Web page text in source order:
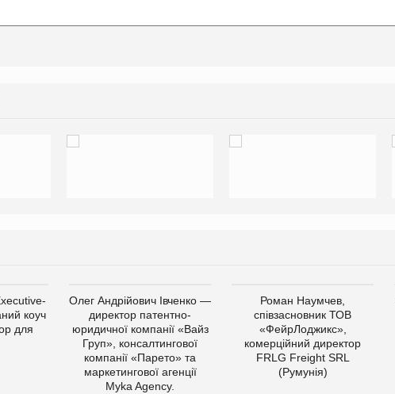
коуч
для
Олег Андрійович Івченко —
директор патентно-
юридичної компанії «Вайз
Груп», консалтингової
компанії «Парето» та
маркетингової агенції
Myka Agency.
Роман Наумчев,
співзасновник ТОВ
«ФейрЛоджикс»,
комерційний директор
FRLG Freight SRL
(Румунія)